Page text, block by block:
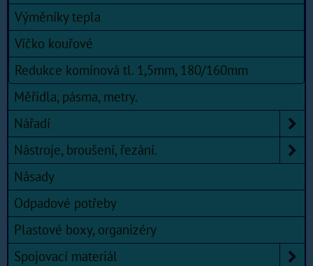
Výměníky tepla
Víčko kouřové
Redukce komínová tl. 1,5mm, 180/160mm
Měřidla, pásma, metry.
Nářadí
Nástroje, broušení, řezání.
Násady
Odpadové potřeby
Plastové boxy, organizéry
Spojovací materiál